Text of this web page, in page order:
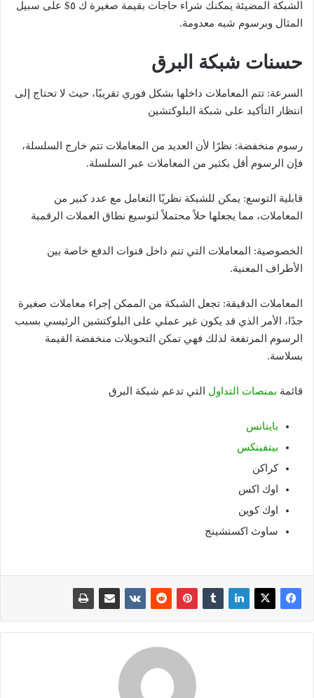
الشبكة المضيئة يمكنك شراء حاجات بقيمة صغيرة ك ٥$ على سبيل
المثال وبرسوم شبه معدومة.
حسنات شبكة البرق
السرعة: تتم المعاملات داخلها بشكل فوري تقريبًا، حيث لا تحتاج إلى
انتظار التأكيد على شبكة البلوكتشين
رسوم منخفضة: نظرًا لأن العديد من المعاملات تتم خارج السلسلة،
فإن الرسوم أقل بكثير من المعاملات عبر السلسلة.
قابلية التوسع: يمكن للشبكة نظريًا التعامل مع عدد كبير من
المعاملات، مما يجعلها حلاً محتملاً لتوسيع نطاق العملات الرقمية
الخصوصية: المعاملات التي تتم داخل قنوات الدفع خاصة بين
الأطراف المعنية.
المعاملات الدقيقة: تجعل الشبكة من الممكن إجراء معاملات صغيرة
جدًا، الأمر الذي قد يكون غير عملي على البلوكتشين الرئيسي بسبب
الرسوم المرتفعة لذلك فهي تمكن التحويلات منخفضة القيمة
بسلاسة.
قائمة بمنصات التداول التي تدعم شبكة البرق
باينانس
بيتفينكس
كراكن
اوك اكس
اوك كوين
ساوث اكستشينج